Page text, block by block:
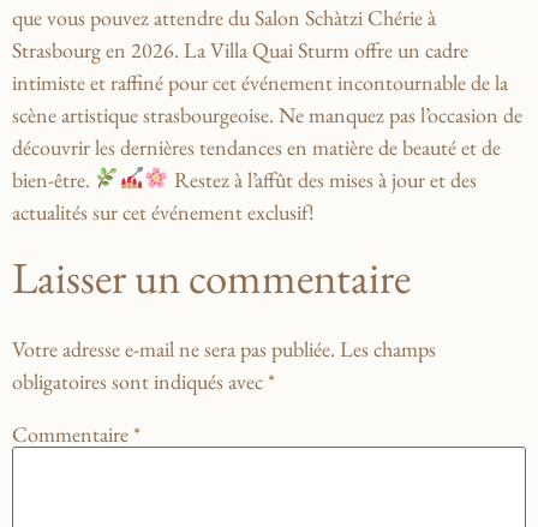
que vous pouvez attendre du Salon Schàtzi Chérie à
‍Strasbourg en 2026. La Villa Quai Sturm offre un cadre
intimiste et raffiné pour cet événement incontournable de la
scène artistique strasbourgeoise. Ne manquez pas l’occasion de
découvrir ⁢les dernières tendances ‍en matière de beauté et de
⁤bien-être.
Restez à l’affût des⁤ mises à jour et des
actualités sur cet événement exclusif!
Laisser un commentaire
Votre adresse e-mail ne sera pas publiée. Les champs
obligatoires sont indiqués avec*
Commentaire*